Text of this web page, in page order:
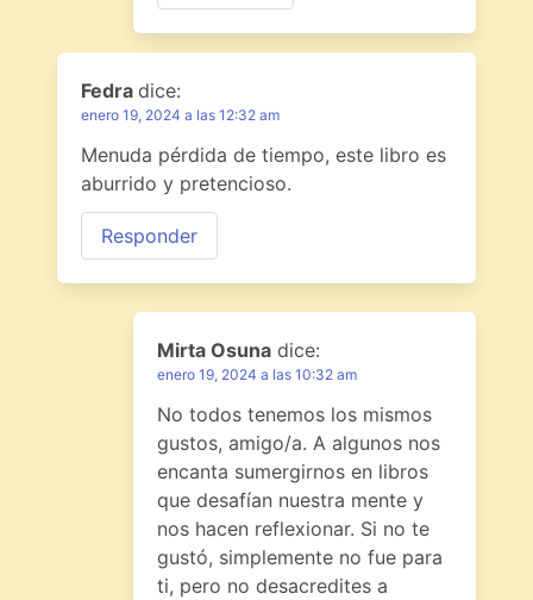
Fedra dice:
enero 19, 2024 a las 12:32 am
Menuda pérdida de tiempo, este libro es
aburrido y pretencioso.
Responder
Mirta Osuna dice:
enero 19, 2024 a las 10:32 am
No todos tenemos los mismos
gustos, amigo/a. A algunos nos
encanta sumergirnos en libros
que desafían nuestra mente y
nos hacen reflexionar. Si no te
gustó, simplemente no fue para
ti, pero no desacredites a